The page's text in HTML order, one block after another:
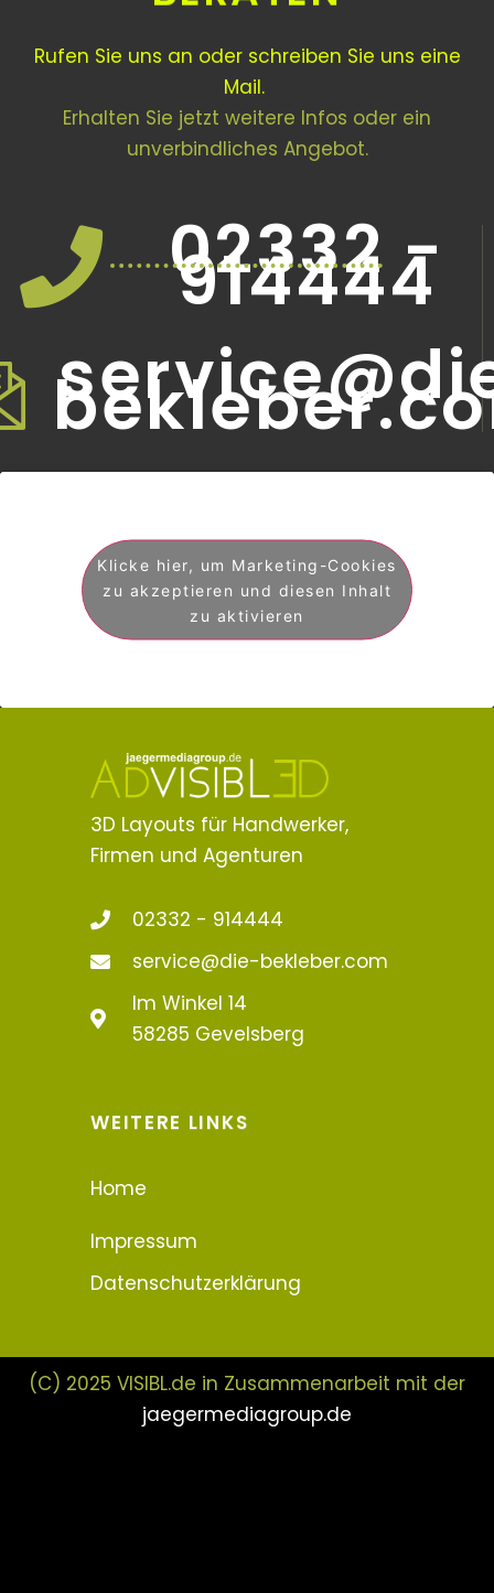
Rufen Sie uns an oder schreiben Sie uns eine
Mail.
Erhalten Sie jetzt weitere Infos oder ein
unverbindliches Angebot.
02332 -
914444
Klicke hier, um Marketing-Cookies
zu akzeptieren und diesen Inhalt
zu aktivieren
3D Layouts für Handwerker,
Firmen und Agenturen
02332 - 914444
service@die-bekleber.com
Im Winkel 14
58285 Gevelsberg
WEITERE LINKS
Home
Impressum
Datenschutzerklärung
(C) 2025 VISIBL.de in Zusammenarbeit mit der
jaegermediagroup.de